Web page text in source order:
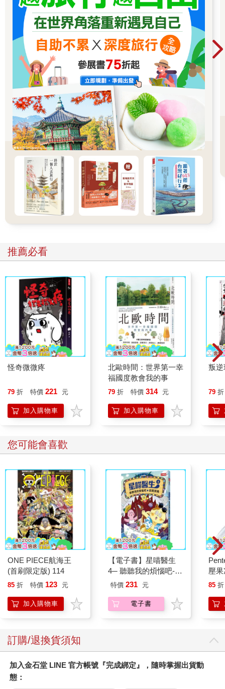
一大早跟通勤上班族們一起在車站擠地鐵，下午在法租界的百年
洋樓間漫步，晚上出現在從小就慕名的「精武門」故事發源地；
來到文學家魯迅的故居，或許轉個彎就是蔣家人住過的官邸，走
幾步就是張愛玲住過的公寓……從沒想過，自己會與書本中出現
過的歷史舞臺靠得這麼近。
平常我會到菜市場買菜，鑽進知名巷弄裡的各式小店試吃，走進
弄堂、拆遷區域，跟一路上遇到的老闆、工人、司機、學生、老
人們閒聊，但我也會與買東西時插隊、在地鐵下車時不禮讓的陌
生人當場吵起架來，與溫暖有禮的服務員禮尚往來。疫情期間，
我跟著大家一起被封控了七十八天，我們在深夜偷偷出門以物易
物、早起搶菜、每天排隊核酸檢測，深入在地的生活著。
我住在有幾十年歷史、外表乾淨、老人多、樹多的老社區，天天
都聞到鄰居煮菜飄來的香味，日日聽到鄰居吹奏樂器聲。這就是
住難免寂寞，但每當我走出住處的大門，就像是在某個陌生又新
鮮的地方旅遊，這讓我愛上了孤獨的自處時間。
生活中有各種鳥事，遇到委屈、不公平和令人煩心的事，但也有
幸運、新鮮、驚喜、順遂、美麗。體驗過什麼是好的，才知道哪
裡不夠好；體驗過什麼是糟糕的，才知道什麼是好得驚人。既然
付出了離開家鄉的代價，只要一有機會，我都會盡量去探索各地
人生有限，怎能不盡力去多看看？這六年來，我走遍了北京、哈
海、甘肅、長沙、株洲、海口、成都、重慶、澳門、西安等地。
體驗了零下七度夜晚的萬里長城、世界第三極的高原、大雪紛飛
的雪山之村、六百多年歷史的帝王塚、國共內戰的古戰場、抗日
戰爭的破碎倉庫、唐僧取經的古道、千年壁畫的石窟、同框詩人
的樓宇、江南水鄉的河道古鎮、鎮壓三江災厄的巨佛像、始皇帝
地下王國的兵俑們……
中年出走的這七年，不僅豐盈了我，打磨了我的人生，也讓我開
始有餘裕去關心在台灣親愛的家人。要不是家人們把自己照顧得
很好，在重要時刻互相幫忙，我也不會有餘裕在自己選擇的道路
上努力前進。因爲家人之間彼此有愛，讓我即使在外打拚也覺得
更重要的是，它讓我願意分享更多的愛給這個世界。這七年在異
鄉的旅程，幫助我從零開始累積了完成夢想的經驗值，像是解決
問題的自信、攝影技巧，成為我日後帶領母親長途旅行的技能，
辦法留下心目中最美好的畫面，因為那時候的攝影和後製能力都
還不夠成熟。此外，我可能撐不了三十八天，也沒有勇氣跟陌生
這樣的評語。幸好七年後的今天，神媽還是非常健康，我也因為
這幾年不間斷練習，攝影精進了許多。
總之，我很開心能運用過去一步一腳印走來的經驗，一起回頭與
家人創造更多美好的回憶，以及動人的故事！
推薦必看
怪奇微微疼
79 折 特價 221 元
加入購物車
北歐時間：世界第一幸
福國度教會我的事
79 折 特價 314 元
加入購物車
叛逆
79 折
您可能會喜歡
ONE PIECE航海王
(首刷限定版) 114
85 折 特價 123 元
加入購物車
【電子書】星喵醫生
4─ 聽聽我的煩惱吧-假
期挑戰
特價 231 元
電子書
壓
桿
85 折
訂購/退換貨須知
加入金石堂 LINE 官方帳號『完成綁定』，隨時掌握出貨動
態：